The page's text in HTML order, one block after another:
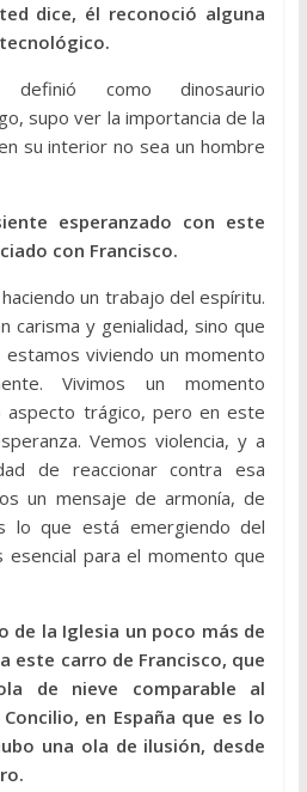
dice, él reconoció alguna
definió como dinosaurio
supo ver la importancia de la
su interior no sea un hombre
esperanzado con este
con Francisco.
un trabajo del espíritu.
carisma y genialidad, sino que
viviendo un momento
Vivimos un momento
aspecto trágico, pero en este
Vemos violencia, y a
de reaccionar contra esa
un mensaje de armonía, de
lo que está emergiendo del
esencial para el momento que
de la Iglesia un poco más de
este carro de Francisco, que
de nieve comparable al
en España que es lo
una ola de ilusión, desde